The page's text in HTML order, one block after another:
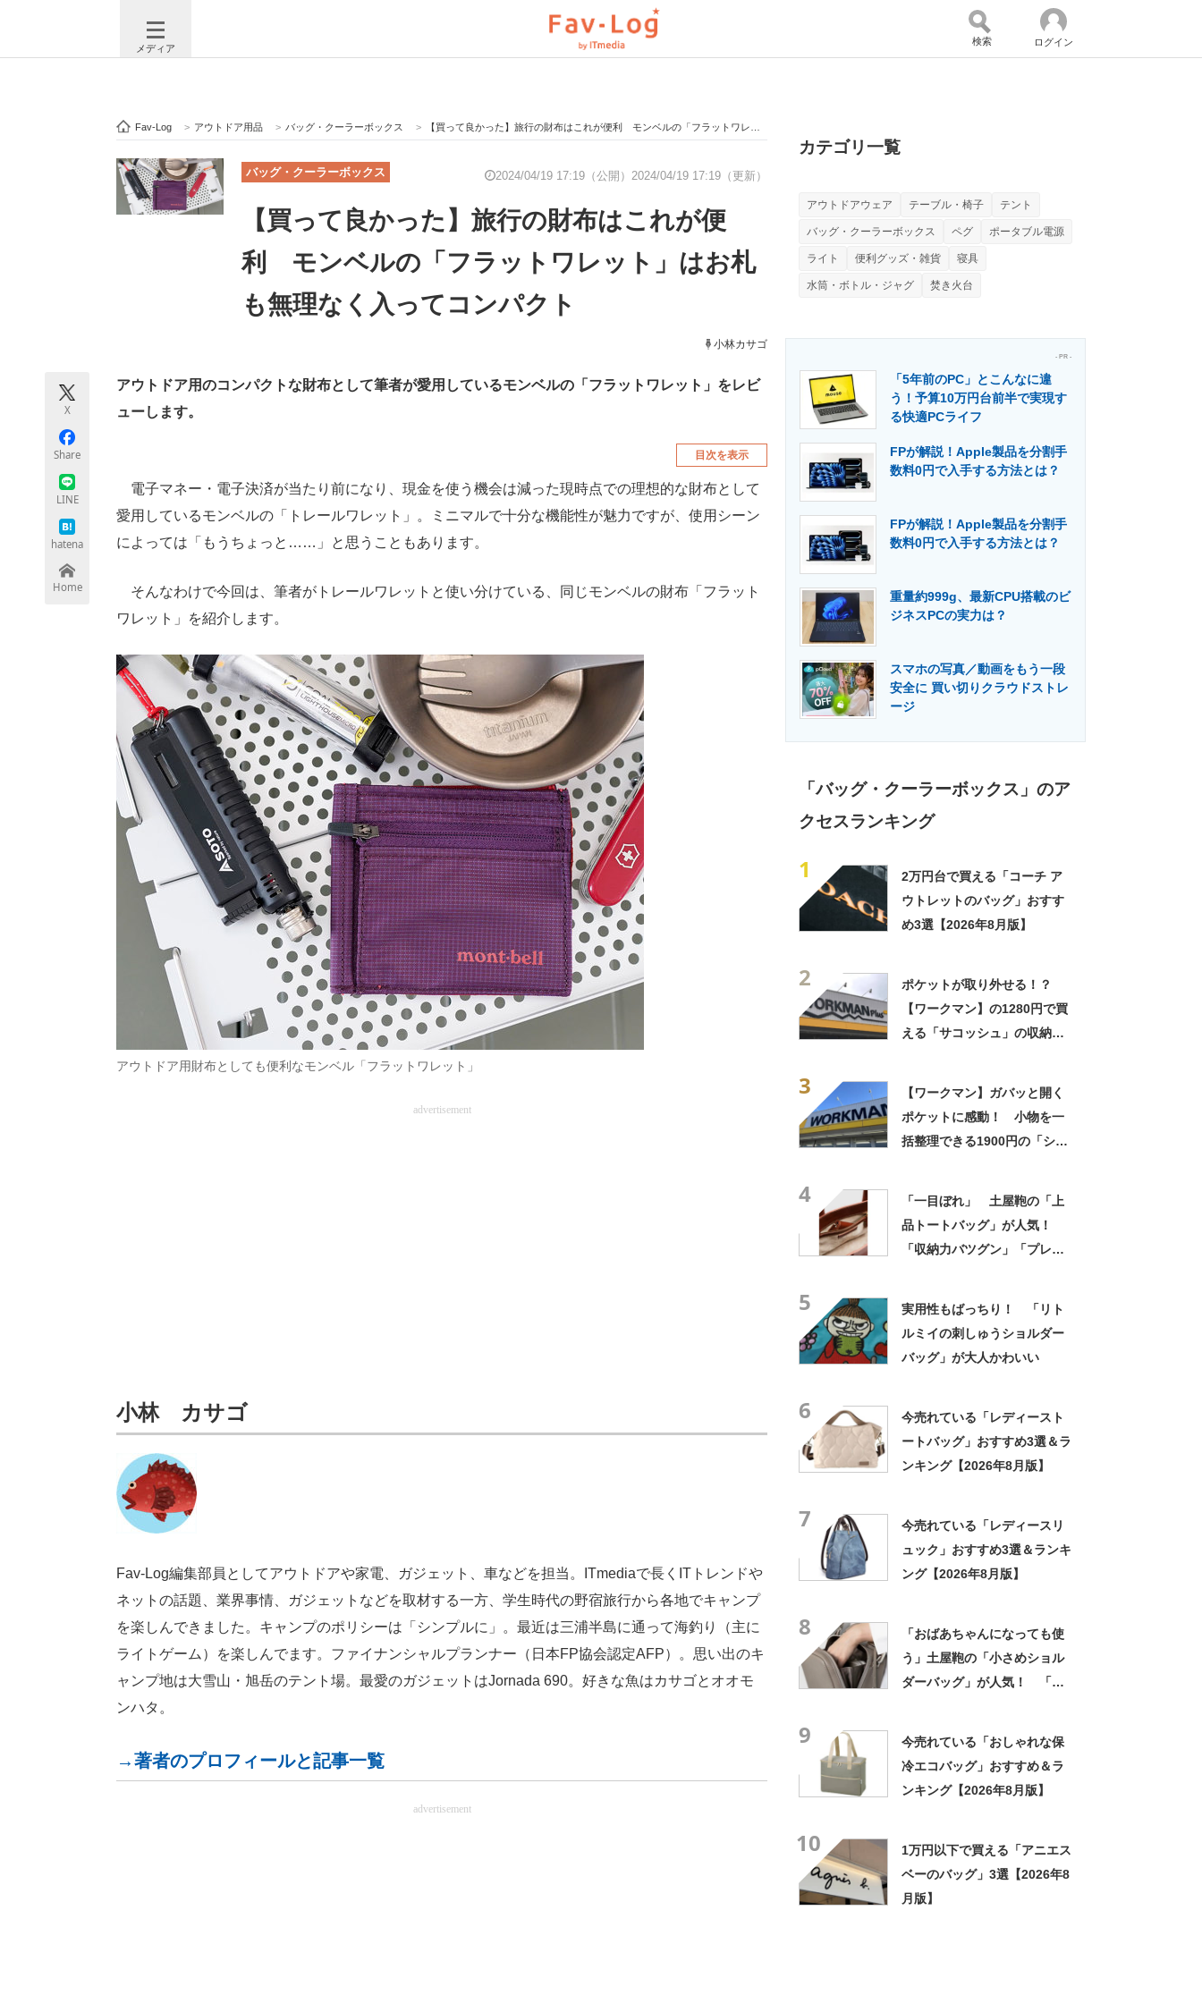
メディア
注目記事を集めた総合ページ ITの今と未来を見通す スマホと通信の最新トレンド 進化するPCとデバイスの未来
ビジネスと働き方のヒント AI活用のいまが分かる 企業ITのトレンドを詳説
ITエンジニア向け専門サイト 企業向けIT製品の総合サイト IT製品の技術・比較・事例
モノづくり技術者専門サイト エレクトロニクス専門サイト 電子設計の基本と応用 エネルギーの専門メディア 建設×テクノロジーの最前線
検索 ログイン
Fav-Log > アウトドア用品 > バッグ・クーラーボックス > 【買って良かった】旅行の財布はこれが便利 モンベルの「フラットワレット」はお札も無理なく入ってコンパクト
バッグ・クーラーボックス 2024/04/19 17:19（公開） 2024/04/19 17:19（更新）
【買って良かった】旅行の財布はこれが便
利 モンベルの「フラットワレット」はお札
も無理なく入ってコンパクト
小林カサゴ
X
Share
LINE
hatena
Home
アウトドア用のコンパクトな財布として筆者が愛用しているモンベルの「フラットワレット」をレビ
ューします。
目次を表示
電子マネー・電子決済が当たり前になり、現金を使う機会は減った現時点での理想的な財布として
愛用しているモンベルの「トレールワレット」。ミニマルで十分な機能性が魅力ですが、使用シーン
によっては「もうちょっと……」と思うこともあります。
そんなわけで今回は、筆者がトレールワレットと使い分けている、同じモンベルの財布「フラット
ワレット」を紹介します。
アウトドア用財布としても便利なモンベル「フラットワレット」
advertisement
小林 カサゴ
Fav-Log編集部員としてアウトドアや家電、ガジェット、車などを担当。ITmediaで長くITトレンドや
ネットの話題、業界事情、ガジェットなどを取材する一方、学生時代の野宿旅行から各地でキャンプ
を楽しんできました。キャンプのポリシーは「シンプルに」。最近は三浦半島に通って海釣り（主に
ライトゲーム）を楽しんでます。ファイナンシャルプランナー（日本FP協会認定AFP）。思い出のキ
ャンプ地は大雪山・旭岳のテント場。最愛のガジェットはJornada 690。好きな魚はカサゴとオオモ
ンハタ。
→著者のプロフィールと記事一覧
advertisement
カテゴリ一覧
アウトドアウェア テーブル・椅子 テント
バッグ・クーラーボックス ペグ ポータブル電源
ライト 便利グッズ・雑貨 寝具
水筒・ボトル・ジャグ 焚き火台
- PR -
「5年前のPC」とこんなに違
う！予算10万円台前半で実現す
る快適PCライフ
FPが解説！Apple製品を分割手
数料0円で入手する方法とは？
FPが解説！Apple製品を分割手
数料0円で入手する方法とは？
重量約999g、最新CPU搭載のビ
ジネスPCの実力は？
スマホの写真／動画をもう一段
安全に 買い切りクラウドストレ
ージ
「バッグ・クーラーボックス」のア
クセスランキング
1
2万円台で買える「コーチ ア
ウトレットのバッグ」おすす
め3選【2026年8月版】
2
ポケットが取り外せる！？
【ワークマン】の1280円で買
える「サコッシュ」の収納力
3
【ワークマン】ガバッと開く
ポケットに感動！ 小物を一
括整理できる1900円の「ショ
4
「一目ぼれ」 土屋鞄の「上
品トートバッグ」が人気！
「収納力バツグン」「プレゼ
5
実用性もばっちり！ 「リト
ルミイの刺しゅうショルダー
バッグ」が大人かわいい
6
今売れている「レディースト
ートバッグ」おすすめ3選＆ラ
ンキング【2026年8月版】
7
今売れている「レディースリ
ュック」おすすめ3選＆ランキ
ング【2026年8月版】
8
「おばあちゃんになっても使
う」土屋鞄の「小さめショル
ダーバッグ」が人気！ 「思
9
今売れている「おしゃれな保
冷エコバッグ」おすすめ＆ラ
ンキング【2026年8月版】
10
1万円以下で買える「アニエス
ベーのバッグ」3選【2026年8
月版】